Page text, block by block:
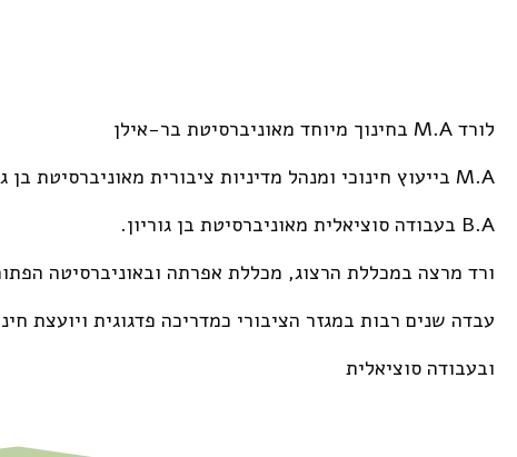
לורד M.A בחינוך מיוחד מאוניברסיטת בר-אילן
M.A בייעוץ חינוכי ומנהל מדיניות ציבורית מאוניברסיטת בן גוריון
B.A בעבודה סוציאלית מאוניברסיטת בן גוריון.
ורד מרצה במכללת הרצוג, מכללת אפרתה ובאוניברסיטה
עבדה שנים רבות במגזר הציבורי כמדריכה פדגוגית ויועצת
ובעבודה סוציאלית